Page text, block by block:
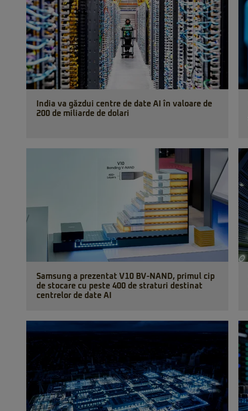
India va găzdui centre de date AI în valoare de
200 de miliarde de dolari
Samsung a prezentat V10 BV-NAND, primul cip
de stocare cu peste 400 de straturi destinat
centrelor de date AI